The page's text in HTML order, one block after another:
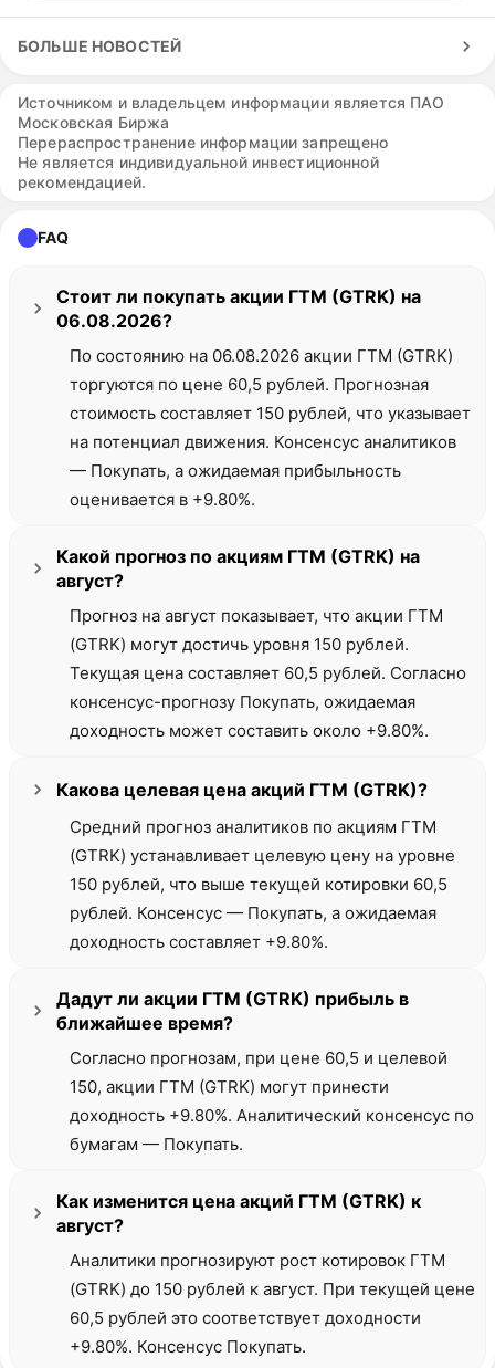
БОЛЬШЕ НОВОСТЕЙ
Источником и владельцем информации является ПАО
Московская Биржа
Перераспространение информации запрещено
Не является индивидуальной инвестиционной
рекомендацией.
FAQ
Стоит ли покупать акции ГТМ (GTRK) на
06.08.2026?
По состоянию на 06.08.2026 акции ГТМ (GTRK)
торгуются по цене 60,5 рублей. Прогнозная
стоимость составляет 150 рублей, что указывает
на потенциал движения. Консенсус аналитиков
— Покупать, а ожидаемая прибыльность
оценивается в +9.80%.
Какой прогноз по акциям ГТМ (GTRK) на
август?
Прогноз на август показывает, что акции ГТМ
(GTRK) могут достичь уровня 150 рублей.
Текущая цена составляет 60,5 рублей. Согласно
консенсус-прогнозу Покупать, ожидаемая
доходность может составить около +9.80%.
Какова целевая цена акций ГТМ (GTRK)?
Средний прогноз аналитиков по акциям ГТМ
(GTRK) устанавливает целевую цену на уровне
150 рублей, что выше текущей котировки 60,5
рублей. Консенсус — Покупать, а ожидаемая
доходность составляет +9.80%.
Дадут ли акции ГТМ (GTRK) прибыль в
ближайшее время?
Согласно прогнозам, при цене 60,5 и целевой
150, акции ГТМ (GTRK) могут принести
доходность +9.80%. Аналитический консенсус по
бумагам — Покупать.
Как изменится цена акций ГТМ (GTRK) к
август?
Аналитики прогнозируют рост котировок ГТМ
(GTRK) до 150 рублей к август. При текущей цене
60,5 рублей это соответствует доходности
+9.80%. Консенсус Покупать.